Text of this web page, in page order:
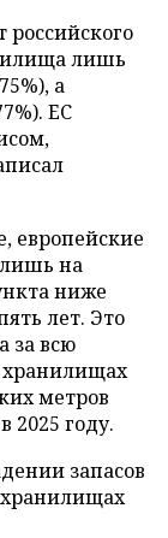
российского
лишь
а
ЕС
европейские
на
ниже
лет. Это
за всю
хранилищах
метров
2025 году.
запасов